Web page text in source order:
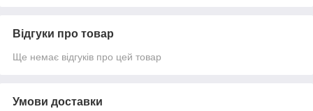
Відгуки про товар
Ще немає відгуків про цей товар
Умови доставки